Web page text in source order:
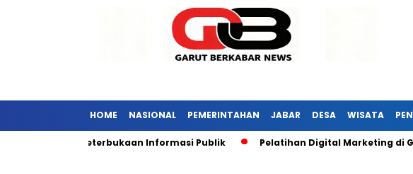
HOME NASIONAL PEMERINTAHAN JABAR DESA WISATA
Pelatihan Digital Marketing di Garut Dapat Sambutan Hangat dari